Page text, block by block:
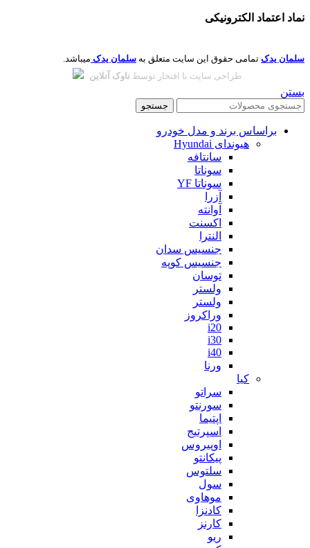
نماد اعتماد الکترونیکی
سلمان یدک تمامی حقوق این سایت متعلق به سلمان یدک میباشد.
طراحی سایت با افتخار توسط ناوک آنلاین
بستن
جستجو
براساس برند و مدل خودرو
هیوندای Hyundai
سانتافه
سوناتا
سوناتا YF
آزرا
آوانته
اکسنت
النترا
جنسیس سدان
جنسیس کوپه
توسان
ولستر
ولستر
وراکروز
i20
i30
i40
ورنا
کیا
سراتو
سورنتو
اپتیما
اسپرتیج
اوپیروس
پیکانتو
سلتوس
سول
موهاوی
کادنزا
کارنز
ریو